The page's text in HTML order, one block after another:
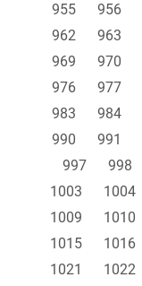
955
956
962
963
969
970
976
977
983
984
990
991
997
998
1003
1004
1009
1010
1015
1016
1021
1022